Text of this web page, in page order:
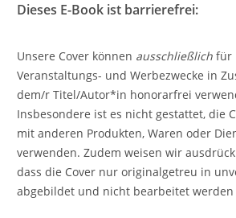
Dieses E-Book ist barrierefrei:
Unsere Cover können ausschließlichfür
Veranstaltungs- und Werbezwecke in
dem/r Titel/Autor*in honorarfrei
Insbesondere ist es nicht gestattet, die
mit anderen Produkten, Waren oder
verwenden. Zudem weisen wir
dass die Cover nur originalgetreu in
abgebildet und nicht bearbeitet